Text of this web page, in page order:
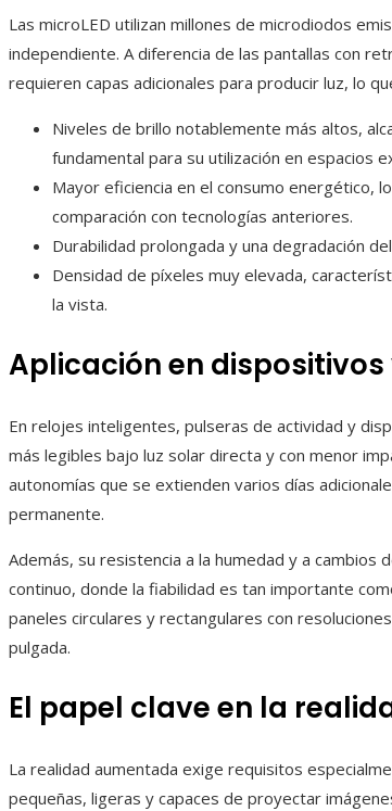
Las microLED utilizan millones de microdiodos
independiente. A diferencia de las pantallas con
requieren capas adicionales para producir luz, lo
Niveles de brillo notablemente más altos,
fundamental para su utilización en espacios
Mayor eficiencia en el consumo energético,
comparación con tecnologías anteriores.
Durabilidad prolongada y una degradación
Densidad de píxeles muy elevada,
la vista.
Aplicación en
En relojes inteligentes, pulseras de actividad y
más legibles bajo luz solar directa y con menor
autonomías que se extienden varios días
permanente.
Además, su resistencia a la humedad y a
continuo, donde la fiabilidad es tan importante
paneles circulares y rectangulares con
pulgada.
El papel clave en la
La realidad aumentada exige requisitos
pequeñas, ligeras y capaces de proyectar